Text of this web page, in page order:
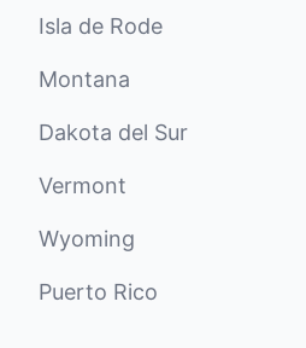
Isla de Rode
Montana
Dakota del Sur
Vermont
Wyoming
Puerto Rico